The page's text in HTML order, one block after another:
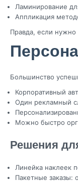
Ламинирование
Аппликация
Правда, если нужно
Большинство
Корпоративный
Один рекламный
Можно быстро
Решения
Линейка наклеек
Пакетные заказы: